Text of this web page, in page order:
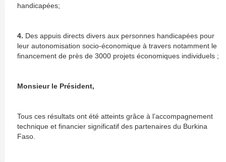
handicapées;
4. Des appuis directs divers aux personnes handicapées pour
leur autonomisation socio-économique à travers notamment le
financement de près de 3000 projets économiques individuels ;
Monsieur le Président,
Tous ces résultats ont été atteints grâce à l’accompagnement
technique et financier significatif des partenaires du Burkina
Faso.